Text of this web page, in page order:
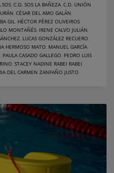
SOS C.D. SOS LA BAÑEZA C.D. UNIÓN
CÉSAR DEL AMO GALÁN
GIL HÉCTOR PÉREZ OLIVEIROS
MONTAÑÉS IRENE CALVO JULIÁN
LUCAS GONZÁLEZ RECUERO
HERMOSO MATO MANUEL GARCÍA
PAULA CASADO GALLEGO PEDRO LUIS
STACEY NADINE RABEI RABEI
DEL CARMEN ZANFAÑO JUSTO